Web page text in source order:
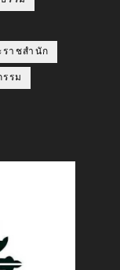
าชสำนัก
รม